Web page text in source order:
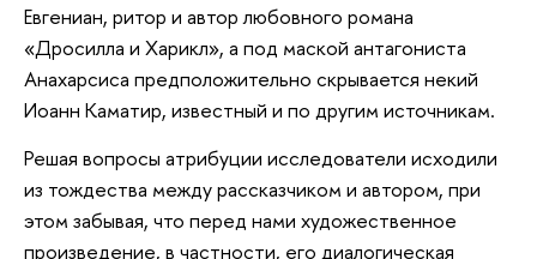
Евгениан, ритор и автор любовного романа
«Дросилла и Харикл», а под маской антагониста
Анахарсиса предположительно скрывается некий
Иоанн Каматир, известный и по другим источникам.
Решая вопросы атрибуции исследователи исходили
из тождества между рассказчиком и автором, при
этом забывая, что перед нами художественное
произведение, в частности, его диалогическая